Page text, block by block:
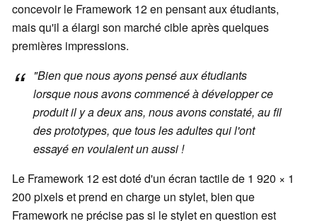
concevoir le Framework 12 en pensant aux étudiants,
mais qu'il a élargi son marché cible après quelques
premières impressions.
"Bien que nous ayons pensé aux étudiants
lorsque nous avons commencé à développer ce
produit il y a deux ans, nous avons constaté, au fil
des prototypes, que tous les adultes qui l'ont
essayé en voulaient un aussi !
Le Framework 12 est doté d'un écran tactile de 1 920 × 1
200 pixels et prend en charge un stylet, bien que
Framework ne précise pas si le stylet en question est